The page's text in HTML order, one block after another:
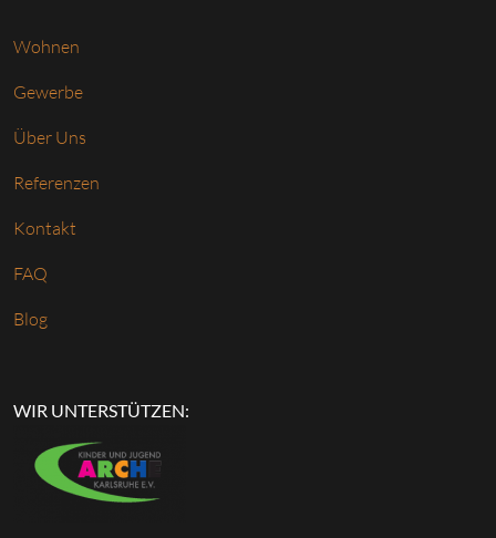
Wohnen
Gewerbe
Über Uns
Referenzen
Kontakt
FAQ
Blog
WIR UNTERSTÜTZEN: